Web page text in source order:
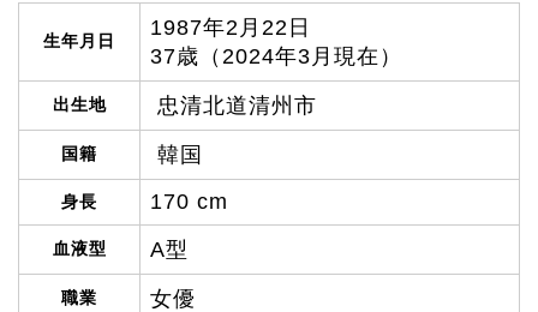
生年月日
1987年2月22日
37歳（2024年3月現在）
出生地 忠清北道清州市
国籍 韓国
身長 170 cm
血液型 A型
職業 女優